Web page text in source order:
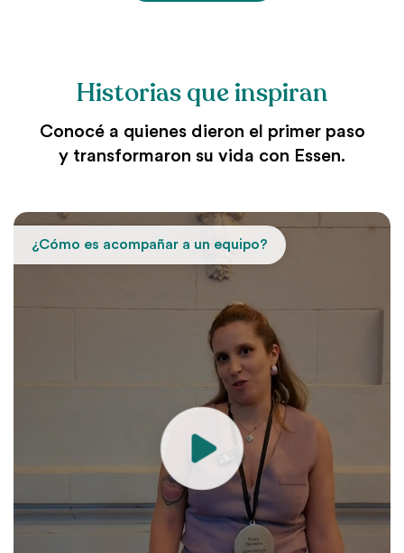
¿Cómo es acompañar a un equipo?
Historias que inspiran
Conocé a quienes dieron el primer paso
y transformaron su vida con Essen.